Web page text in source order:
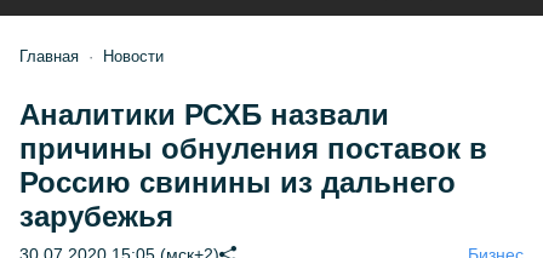
Главная Новости
Аналитики РСХБ назвали
причины обнуления поставок в
Россию свинины из дальнего
зарубежья